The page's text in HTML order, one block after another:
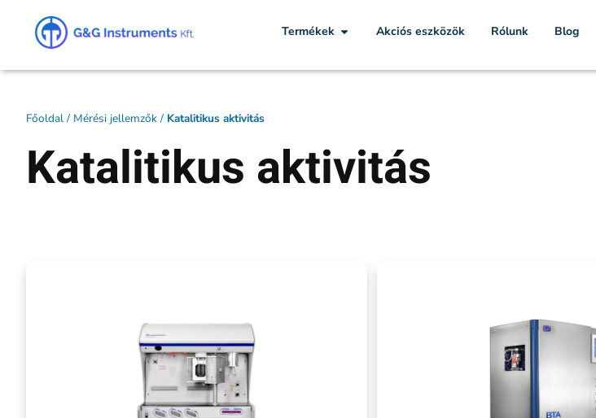
Termékek Akciós eszközök Rólunk Blog
Főoldal/ Mérési jellemzők/ Katalitikus aktivitás
Katalitikus aktivitás